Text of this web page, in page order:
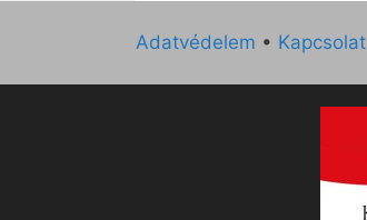
Adatvédelem • Kapcsolat